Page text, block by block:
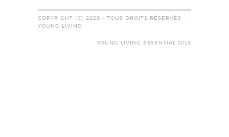
COPYRIGHT (C) 2020 - TOUS DROITS RÉSERVÉS -
YOUNG LIVING
YOUNG LIVING ESSENTIAL OILS